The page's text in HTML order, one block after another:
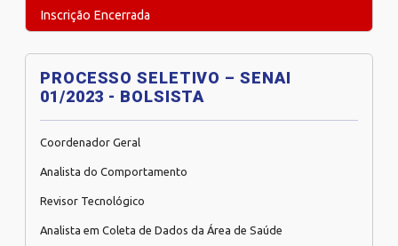
Inscrição Encerrada
PROCESSO SELETIVO – SENAI
01/2023 - BOLSISTA
Coordenador Geral
Analista do Comportamento
Revisor Tecnológico
Analista em Coleta de Dados da Área de Saúde